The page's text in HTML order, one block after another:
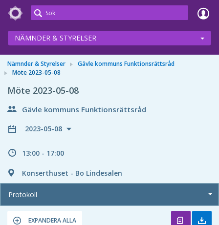
Meetings+
NÄMNDER & STYRELSER
Nämnder & Styrelser
Gävle kommuns Funktionsrättsråd
Möte 2023-05-08
Möte 2023-05-08
Gävle kommuns Funktionsrättsråd
2023-05-08
13:00 - 17:00
Konserthuset - Bo Lindesalen
Protokoll
EXPANDERA ALLA